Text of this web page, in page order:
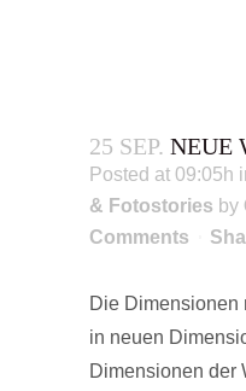
25 SEP. NEUE
Posted at 09:05h
& Fotostories by
Comments
Die Dimensionen
in neuen
Dimensionen der